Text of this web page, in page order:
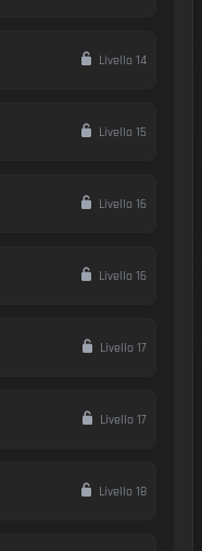
Livello 14
Livello 15
Livello 16
Livello 16
Livello 17
Livello 17
Livello 18